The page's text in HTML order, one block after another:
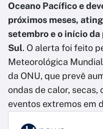
Oceano Pacífico e
próximos meses,
setembro e o início
Sul. O alerta foi feito
Meteorológica
da ONU, que prevê
ondas de calor, secas,
eventos extremos em